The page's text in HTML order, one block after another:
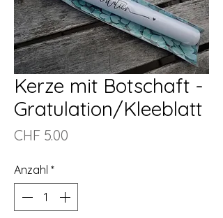
Kerze mit Botschaft -
Gratulation/Kleeblatt
CHF 5.00
Anzahl *